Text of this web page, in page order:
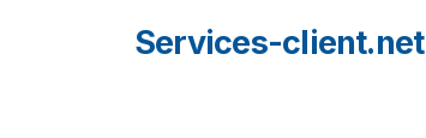
Services-client.net